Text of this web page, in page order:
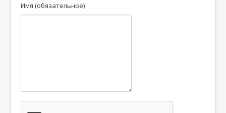
Имя (обязательное)